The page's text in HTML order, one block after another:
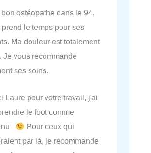
bon ostéopathe dans le 94.
prend le temps pour ses
Ma douleur est totalement
Je vous recommande
ses soins.
Laure pour votre travail, j'ai
le foot comme
Pour ceux qui
par là, je recommande